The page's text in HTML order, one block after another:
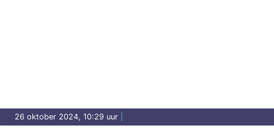
26 oktober 2024, 10:29 uur